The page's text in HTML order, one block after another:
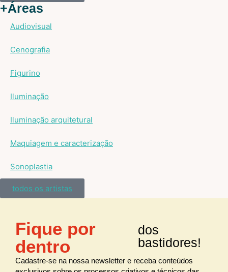
+Áreas
Audiovisual
Cenografia
Figurino
Iluminação
Iluminação arquitetural
Maquiagem e caracterização
Sonoplastia
todos os artistas
dos
bastidores!
Fique por
dentro
Cadastre-se na nossa newsletter e receba conteúdos